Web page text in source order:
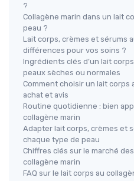
?
Collagène marin dans un lait
peau ?
Lait corps, crèmes et sérums
différences pour vos soins ?
Ingrédients clés d’un lait
peaux sèches ou normales
Comment choisir un lait corps
achat et avis
Routine quotidienne : bien
collagène marin
Adapter lait corps, crèmes et
chaque type de peau
Chiffres clés sur le marché
collagène marin
FAQ sur le lait corps au